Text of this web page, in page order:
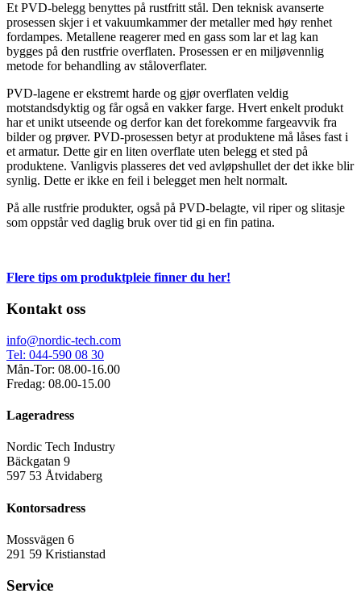
Et PVD-belegg benyttes på rustfritt stål. Den teknisk avanserte
prosessen skjer i et vakuumkammer der metaller med høy renhet
fordampes. Metallene reagerer med en gass som lar et lag kan
bygges på den rustfrie overflaten. Prosessen er en miljøvennlig
metode for behandling av ståloverflater.
PVD-lagene er ekstremt harde og gjør overflaten veldig
motstandsdyktig og får også en vakker farge. Hvert enkelt produkt
har et unikt utseende og derfor kan det forekomme fargeavvik fra
bilder og prøver. PVD-prosessen betyr at produktene må låses fast i
et armatur. Dette gir en liten overflate uten belegg et sted på
produktene. Vanligvis plasseres det ved avløpshullet der det ikke blir
synlig. Dette er ikke en feil i belegget men helt normalt.
På alle rustfrie produkter, også på PVD-belagte, vil riper og slitasje
som oppstår ved daglig bruk over tid gi en fin patina.
Flere tips om produktpleie finner du her!
Kontakt oss
info@nordic-tech.com
Tel: 044-590 08 30
Mån-Tor: 08.00-16.00
Fredag: 08.00-15.00
Lageradress
Nordic Tech Industry
Bäckgatan 9
597 53 Åtvidaberg
Kontorsadress
Mossvägen 6
291 59 Kristianstad
Service